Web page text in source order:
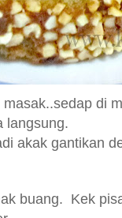
di
langsung.
akak gantikan
buang. Kek